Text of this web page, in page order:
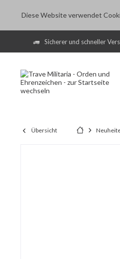
Diese Website verwendet
Sicherer und schneller
Übersicht